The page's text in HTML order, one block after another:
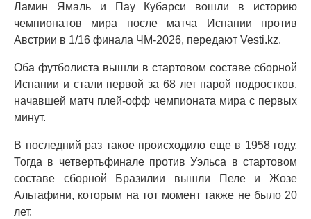
Ламин Ямаль и Пау Кубарси вошли в историю
чемпионатов мира после матча Испании против
Австрии в 1/16 финала ЧМ-2026, передают Vesti.kz.
Оба футболиста вышли в стартовом составе сборной
Испании и стали первой за 68 лет парой подростков,
начавшей матч плей-офф чемпионата мира с первых
минут.
В последний раз такое происходило еще в 1958 году.
Тогда в четвертьфинале против Уэльса в стартовом
составе сборной Бразилии вышли Пеле и Жозе
Альтафини, которым на тот момент также не было 20
лет.